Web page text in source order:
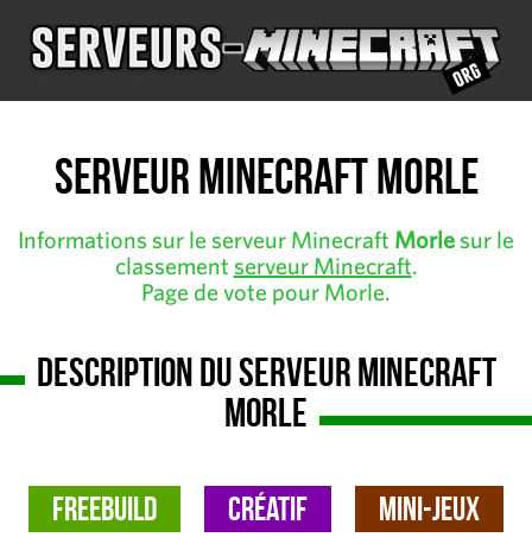
Serveur Minecraft Morle
Informations sur le serveur Minecraft Morle sur le
classement serveur Minecraft.
Page de vote pour Morle.
Description du serveur Minecraft
Morle
FreeBuild Créatif Mini-Jeux